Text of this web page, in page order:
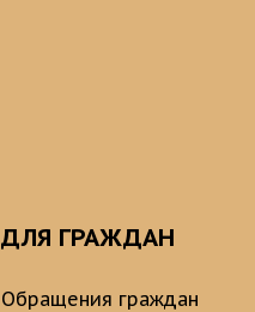
ДЛЯ ГРАЖДАН
Обращения граждан